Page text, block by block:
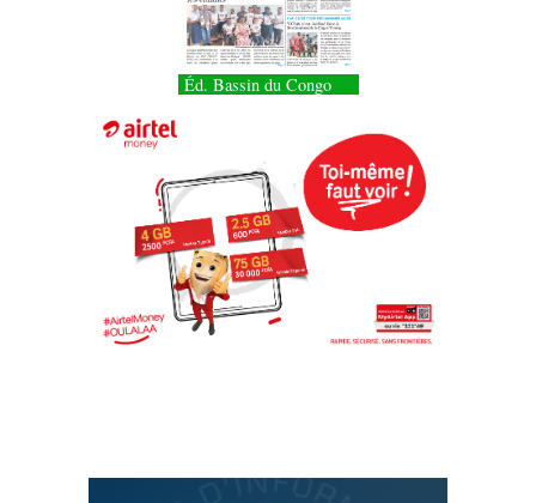
Éd. Bassin du Congo